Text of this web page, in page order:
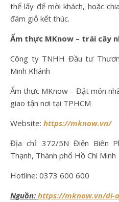
thể lấy để mời khách, hoặc
đám giỗ kết thúc.
Ẩm thực MKnow – trái cây
Công ty TNHH Đầu tư
Minh Khánh
Ẩm thực MKnow – Đặt món
giao tận nơi tại TPHCM
Website: https://mknow.vn/
Địa chỉ: 372/5N Điện Biên
Thạnh, Thành phố Hồ Chí Minh
Hotline: 0373 600 600
Nguồn: https://mknow.vn/di-